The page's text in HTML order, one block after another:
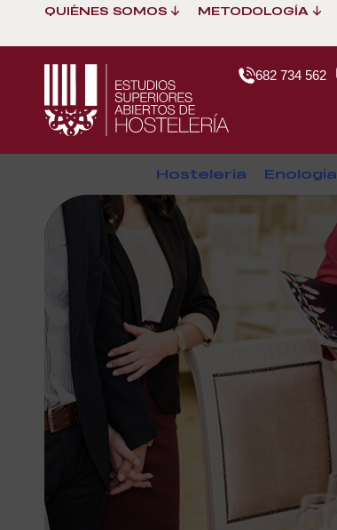
QUIÉNES SOMOS METODOLOGÍA
682 734 562
Hostelería Enología